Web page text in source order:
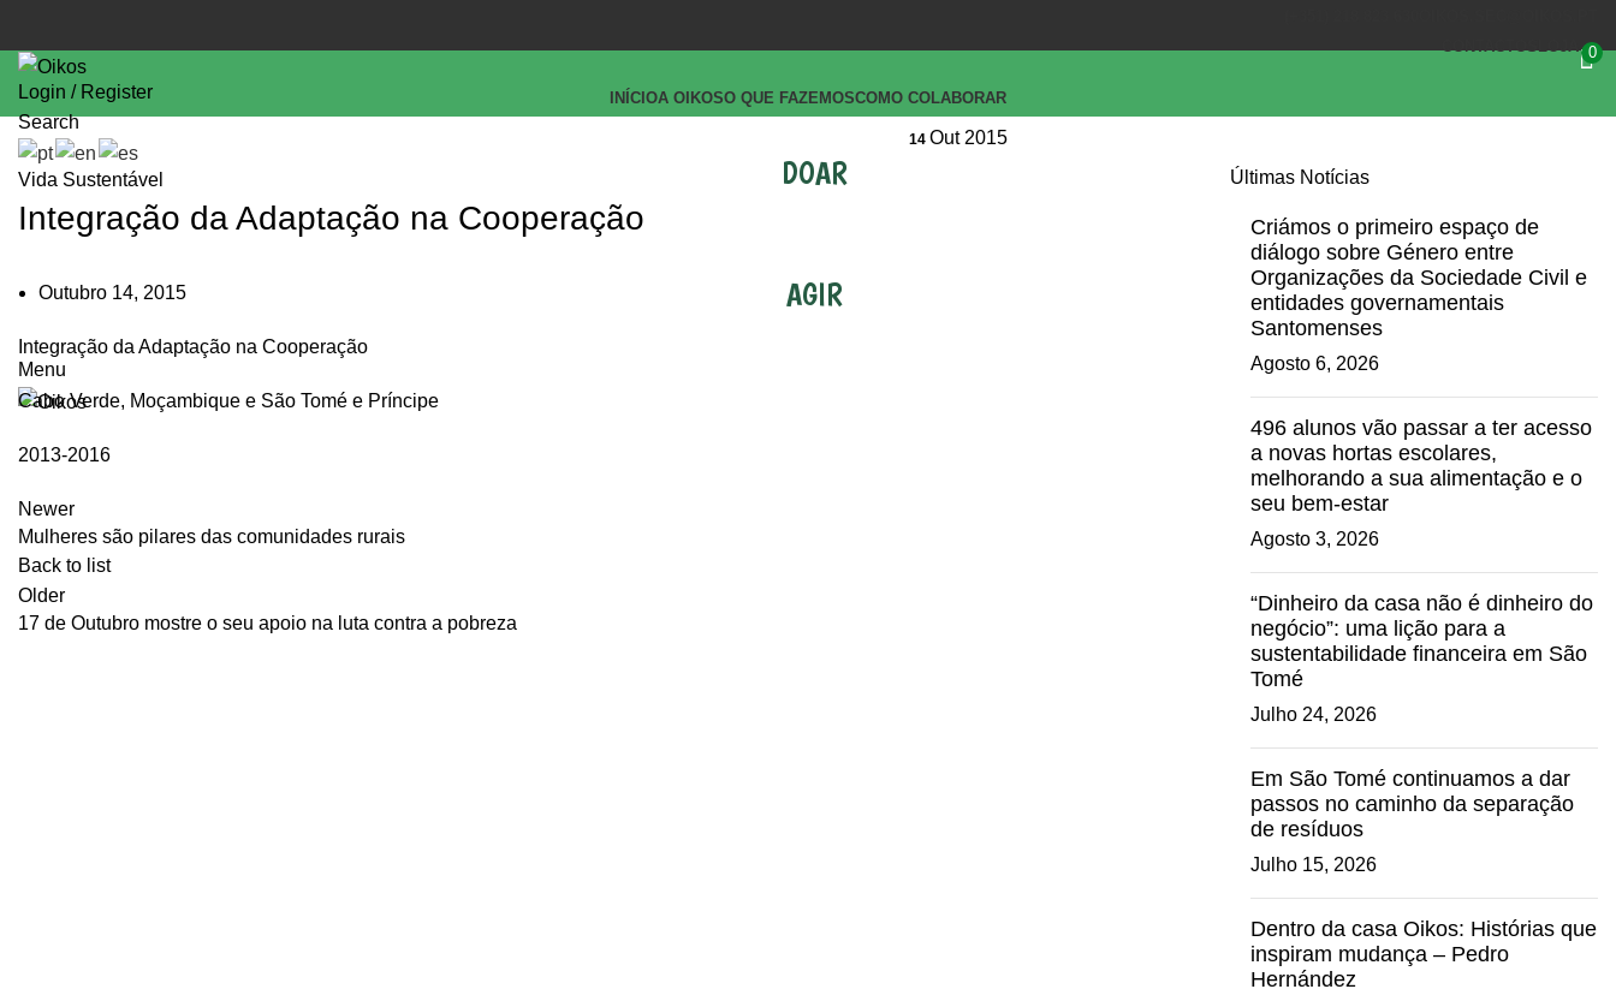
CONTACTOSLOJA 0
Login / Register
Search
INÍCIOA OIKOSO QUE FAZEMOSCOMO COLABORAR
DOAR
AGIR
Menu
Vida Sustentável
Integração da Adaptação na Cooperação
Outubro 14, 2015
14 Out 2015
Integração da Adaptação na Cooperação
Cabo Verde, Moçambique e São Tomé e Príncipe
2013-2016
Newer
Mulheres são pilares das comunidades rurais
Back to list
Older
17 de Outubro mostre o seu apoio na luta contra a pobreza
Últimas Notícias
Criámos o primeiro espaço de
diálogo sobre Género entre
Organizações da Sociedade Civil e
entidades governamentais
Santomenses
Agosto 6, 2026
496 alunos vão passar a ter acesso
a novas hortas escolares,
melhorando a sua alimentação e o
seu bem-estar
Agosto 3, 2026
“Dinheiro da casa não é dinheiro do
negócio”: uma lição para a
sustentabilidade financeira em São
Tomé
Julho 24, 2026
Em São Tomé continuamos a dar
passos no caminho da separação
de resíduos
Julho 15, 2026
Dentro da casa Oikos: Histórias que
inspiram mudança – Pedro
Hernández